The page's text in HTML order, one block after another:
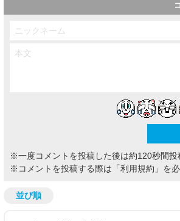
※一度コメントを投稿した後は約120秒間投
※コメントを投稿する際は 「利用規約」 を
並び順